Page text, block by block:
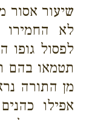
שיעור אסור
לא
לפסול
תטמאו בהם
מן התורה
אפילו